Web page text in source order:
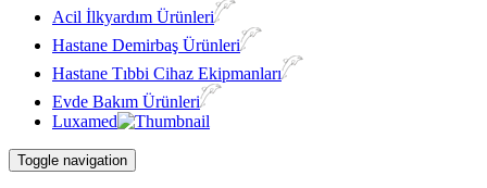
Acil İlkyardım Ürünleri
Hastane Demirbaş Ürünleri
Hastane Tıbbi Cihaz Ekipmanları
Evde Bakım Ürünleri
Luxamed
Toggle navigation